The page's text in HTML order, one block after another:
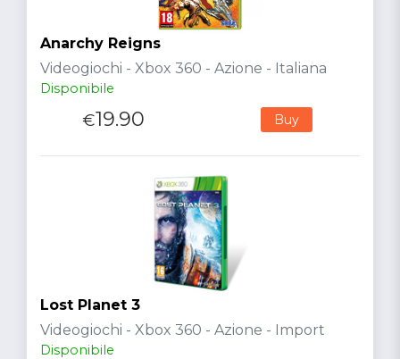
Anarchy Reigns
Videogiochi - Xbox 360 - Azione - Italiana
Disponibile
€19.90 Buy
Lost Planet 3
Videogiochi - Xbox 360 - Azione - Import
Disponibile